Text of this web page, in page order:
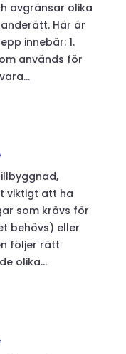
avgränsar olika
Här är
innebär: 1.
används för
viktigt att ha
som krävs för
behövs) eller
följer rätt
olika...